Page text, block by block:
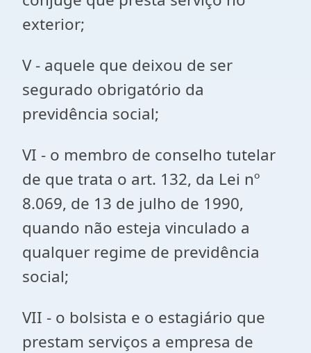
exterior;
V - aquele que deixou de ser
segurado obrigatório da
previdência social;
VI - o membro de conselho tutelar
de que trata o art. 132, da Lei nº
8.069, de 13 de julho de 1990,
quando não esteja vinculado a
qualquer regime de previdência
social;
VII - o bolsista e o estagiário que
prestam serviços a empresa de